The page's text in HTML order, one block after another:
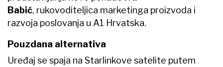
Babić, rukovoditeljica marketinga proizvoda i
razvoja poslovanja u A1 Hrvatska.
Pouzdana alternativa
Uređaj se spaja na Starlinkove satelite putem